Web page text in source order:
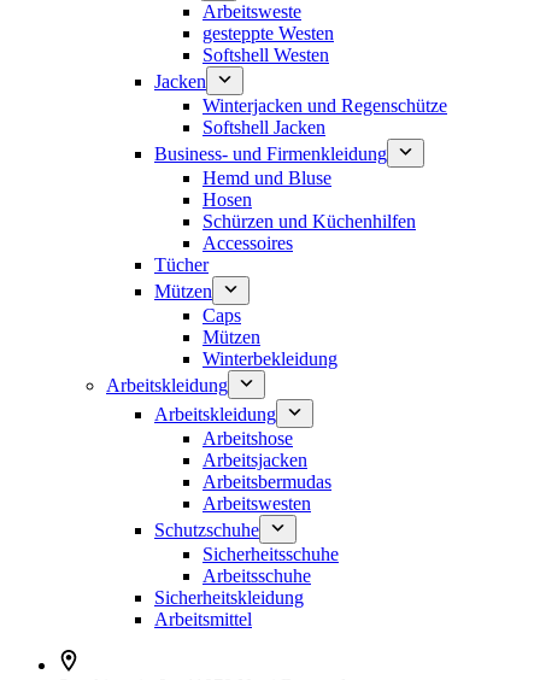
Arbeitsweste
gesteppte Westen
Softshell Westen
Jacken
Winterjacken und Regenschütze
Softshell Jacken
Business- und Firmenkleidung
Hemd und Bluse
Hosen
Schürzen und Küchenhilfen
Accessoires
Tücher
Mützen
Caps
Mützen
Winterbekleidung
Arbeitskleidung
Arbeitskleidung
Arbeitshose
Arbeitsjacken
Arbeitsbermudas
Arbeitswesten
Schutzschuhe
Sicherheitsschuhe
Arbeitsschuhe
Sicherheitskleidung
Arbeitsmittel